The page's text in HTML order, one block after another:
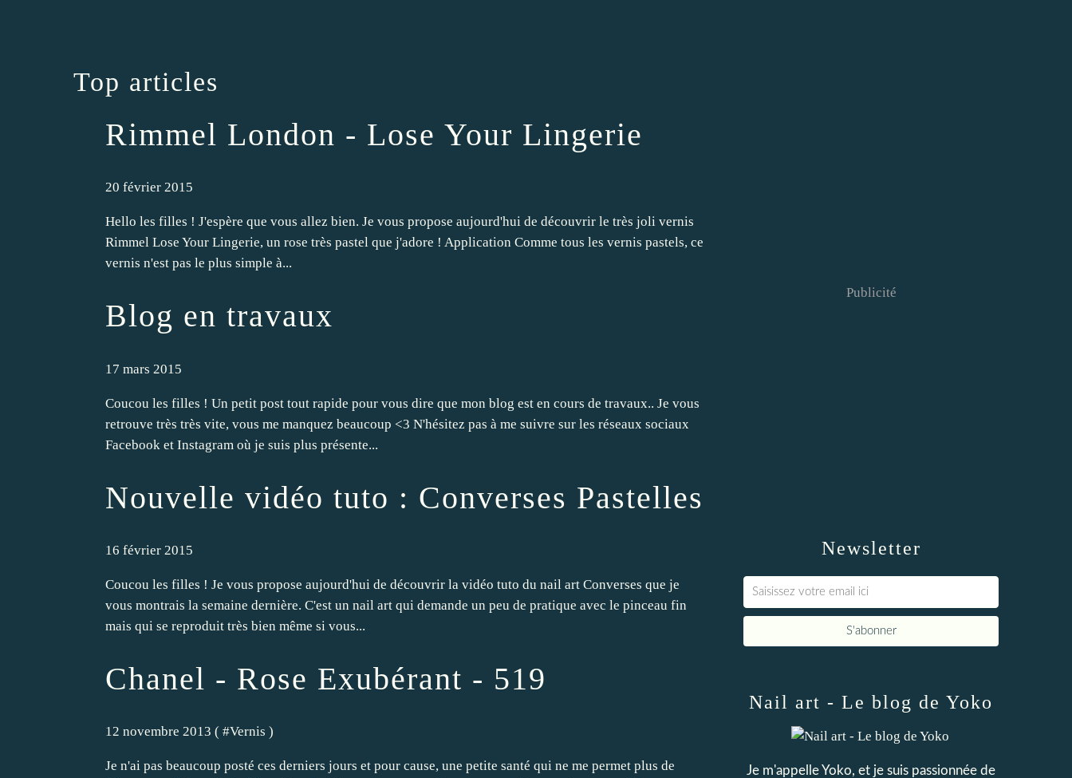
Top articles
Rimmel London - Lose Your Lingerie
20 février 2015
Hello les filles ! J'espère que vous allez bien. Je vous propose aujourd'hui de découvrir le très joli vernis
Rimmel Lose Your Lingerie, un rose très pastel que j'adore ! Application Comme tous les vernis pastels, ce
vernis n'est pas le plus simple à...
Blog en travaux
17 mars 2015
Coucou les filles ! Un petit post tout rapide pour vous dire que mon blog est en cours de travaux.. Je vous
retrouve très très vite, vous me manquez beaucoup <3 N'hésitez pas à me suivre sur les réseaux sociaux
Facebook et Instagram où je suis plus présente...
Nouvelle vidéo tuto : Converses Pastelles
16 février 2015
Coucou les filles ! Je vous propose aujourd'hui de découvrir la vidéo tuto du nail art Converses que je
vous montrais la semaine dernière. C'est un nail art qui demande un peu de pratique avec le pinceau fin
mais qui se reproduit très bien même si vous...
Chanel - Rose Exubérant - 519
12 novembre 2013 ( #Vernis )
Je n'ai pas beaucoup posté ces derniers jours et pour cause, une petite santé qui ne me permet plus de
Newsletter
Publicité
Nail art - Le blog de Yoko
Je m'appelle Yoko, et je suis passionnée de